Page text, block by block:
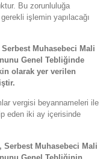
Bu zorunluluğa
işlemin yapılacağı
Serbest Muhasebeci Mali
Genel Tebliğinde
olarak yer verilen
vergisi beyannameleri ile
eden iki ay içerisinde
Serbest Muhasebeci Mali